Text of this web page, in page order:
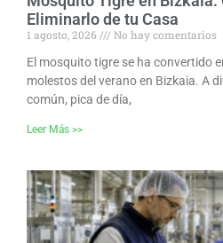
Eliminarlo de tu Casa
1 agosto, 2026
No hay comentarios
El mosquito tigre se ha convertido
molestos del verano en Bizkaia. A
común, pica de día,
Leer Más >>